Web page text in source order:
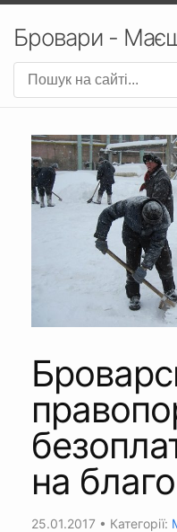
Бровари -
на
25.01.2017 • Категорії: